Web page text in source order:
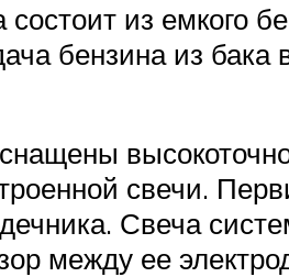
из емкого
бензина из бака
свечи.
Свеча
между ее